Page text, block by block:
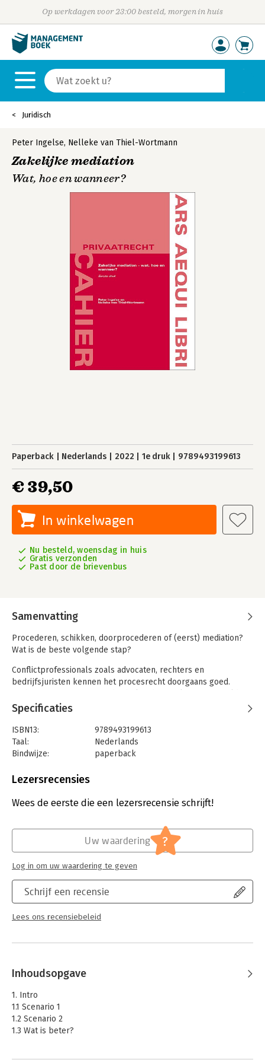
Op werkdagen voor 23:00 besteld, morgen in huis
Juridisch
Peter Ingelse, Nelleke van Thiel-Wortmann
Zakelijke mediation
Wat, hoe en wanneer?
Paperback Nederlands 2022 1e druk 9789493199613
€ 39,50
In winkelwagen
Nu besteld, woensdag in huis
Gratis verzonden
Past door de brievenbus
Samenvatting
Procederen, schikken, doorprocederen of (eerst) mediation?
Wat is de beste volgende stap?
Conflictprofessionals zoals advocaten, rechters en
bedrijfsjuristen kennen het procesrecht doorgaans goed.
advisering/besluitvorming enige kennis over het wat-hoe-en-
wanneer van mediation van belang is. Dit cahier beoogt daarin
in kort bestek inzicht te verschaffen. Het is bedoeld voor
rechtspractici en andere conflict-professionals èn voor
juridische masterstudenten.
De auteurs concentreren zich op zakelijke mediation, ruwweg
mediation bij conflicten tussen en binnen ondernemingen en
andere organisaties. Dat neemt niet weg dat zij ook veel
onderwerpen beschrijven die gelden voor mediation in het
Specificaties
ISBN13:
9789493199613
Taal:
Nederlands
Bindwijze:
paperback
Uitgever:
Verschijningsdatum:
22-2-2022
Mediation / ADR
Serie:
Ars Aequi Cahiers
Lezersrecensies
Wees de eerste die een lezersrecensie schrijft!
Schrijf een recensie
Lees ons recensiebeleid
Uw waardering ?
Log in om uw waardering te geven
Inhoudsopgave
1. Intro
1.1 Scenario 1
1.2 Scenario 2
1.3 Wat is beter?